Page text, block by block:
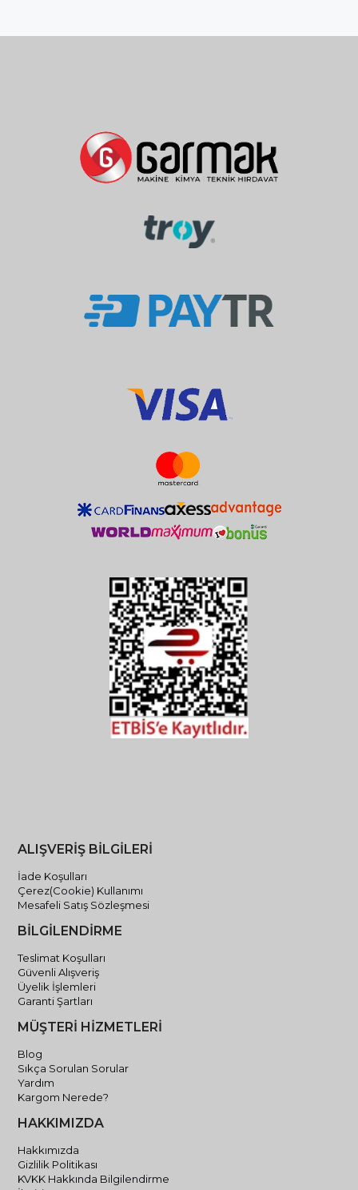
ALIŞVERİŞ BİLGİLERİ
İade Koşulları
Çerez(Cookie) Kullanımı
Mesafeli Satış Sözleşmesi
BİLGİLENDİRME
Teslimat Koşulları
Güvenli Alışveriş
Üyelik İşlemleri
Garanti Şartları
MÜŞTERİ HİZMETLERİ
Blog
Sıkça Sorulan Sorular
Yardım
Kargom Nerede?
HAKKIMIZDA
Hakkımızda
Gizlilik Politikası
KVKK Hakkında Bilgilendirme